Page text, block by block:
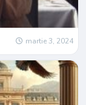
martie 3, 2024